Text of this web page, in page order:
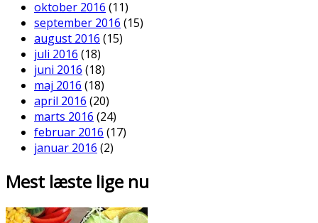
oktober 2016 (11)
september 2016 (15)
august 2016 (15)
juli 2016 (18)
juni 2016 (18)
maj 2016 (18)
april 2016 (20)
marts 2016 (24)
februar 2016 (17)
januar 2016 (2)
Mest læste lige nu